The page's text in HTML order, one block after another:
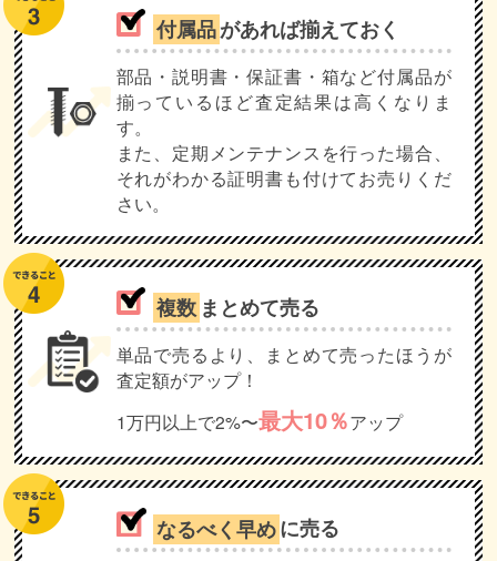
付属品があれば揃えておく
部品・説明書・保証書・箱など付属品が
揃っているほど査定結果は高くなりま
す。
また、定期メンテナンスを行った場合、
それがわかる証明書も付けてお売りくだ
さい。
複数 まとめて売る
単品で売るより、まとめて売ったほうが
査定額がアップ！
1万円以上で2%〜最大10％アップ
なるべく早めに売る